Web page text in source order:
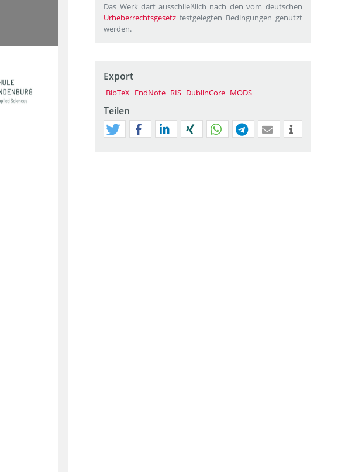
Das Werk darf ausschließlich nach den vom deutschen
Urheberrechtsgesetz festgelegten Bedingungen genutzt
werden.
Export
BibTeX EndNote RIS DublinCore MODS
Teilen